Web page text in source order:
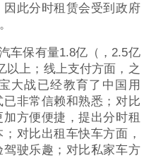
此分时租赁会受到政府
车保有量1.8亿（，2.5亿
以上；线上支付方面，之
大战已经教育了中国用
非常信赖和熟悉；对比
方便便捷，提出分时租
对比出租车快车方面，
驶乐趣；对比私家车方